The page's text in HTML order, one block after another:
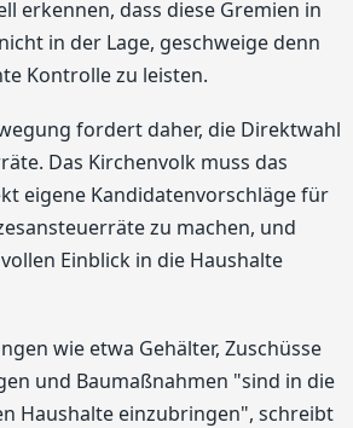
erkennen, dass diese Gremien in
in der Lage, geschweige denn
Kontrolle zu leisten.
fordert daher, die Direktwahl
Das Kirchenvolk muss das
eigene Kandidatenvorschläge für
zu machen, und
Einblick in die Haushalte
wie etwa Gehälter, Zuschüsse
und Baumaßnahmen "sind in die
Haushalte einzubringen", schreibt